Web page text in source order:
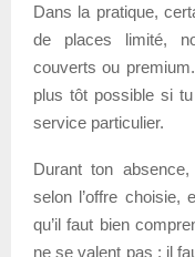
Dans la pratique,
de places limité,
couverts ou
plus tôt possible si
service particulier.
Durant ton
selon l’offre choisie,
qu’il faut bien
ne se valent pas : il